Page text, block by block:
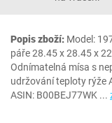
Popis zboží: Model:
páře 28.45 x 28.45 x
Odnímatelná mísa s
udržování teploty rýže
ASIN: B00BEJ77WK ...